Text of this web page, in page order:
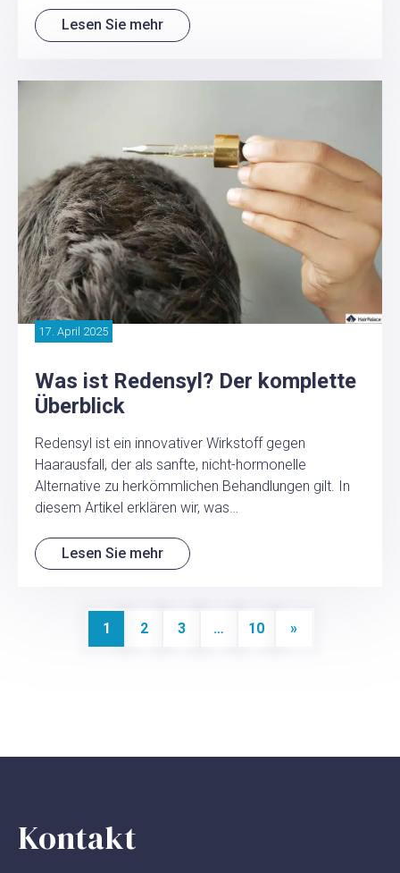
Lesen Sie mehr
17. April 2025
Was ist Redensyl? Der komplette
Überblick
Redensyl ist ein innovativer Wirkstoff gegen
Haarausfall, der als sanfte, nicht-hormonelle
Alternative zu herkömmlichen Behandlungen gilt. In
diesem Artikel erklären wir, was…
Lesen Sie mehr
1 2 3 … 10 »
Kontakt